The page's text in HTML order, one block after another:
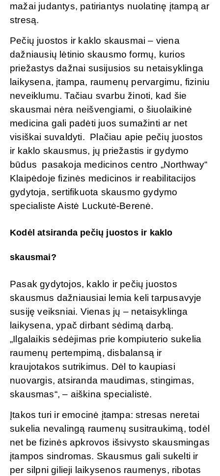
mažai judantys, patiriantys nuolatinę įtampą ar
stresą.
Pečių juostos ir kaklo skausmai – viena
dažniausių lėtinio skausmo formų, kurios
priežastys dažnai susijusios su netaisyklinga
laikysena, įtampa, raumenų pervargimu, fiziniu
neveiklumu. Tačiau svarbu žinoti, kad šie
skausmai nėra neišvengiami, o šiuolaikinė
medicina gali padėti juos sumažinti ar net
visiškai suvaldyti. Plačiau apie pečių juostos
ir kaklo skausmus, jų priežastis ir gydymo
būdus pasakoja medicinos centro „Northway“
Klaipėdoje fizinės medicinos ir reabilitacijos
gydytoja, sertifikuota skausmo gydymo
specialiste Aistė Luckutė-Berenė.
Kodėl atsiranda pečių juostos ir kaklo
skausmai?
Pasak gydytojos, kaklo ir pečių juostos
skausmus dažniausiai lemia keli tarpusavyje
susiję veiksniai. Vienas jų – netaisyklinga
laikysena, ypač dirbant sėdimą darbą.
„Ilgalaikis sėdėjimas prie kompiuterio sukelia
raumenų pertempimą, disbalansą ir
kraujotakos sutrikimus. Dėl to kaupiasi
nuovargis, atsiranda maudimas, stingimas,
skausmas“, – aiškina specialistė.
Įtakos turi ir emocinė įtampa: stresas neretai
sukelia nevalingą raumenų susitraukimą, todėl
net be fizinės apkrovos išsivysto skausmingas
įtampos sindromas. Skausmus gali sukelti ir
per silpni gilieji laikysenos raumenys, ribotas